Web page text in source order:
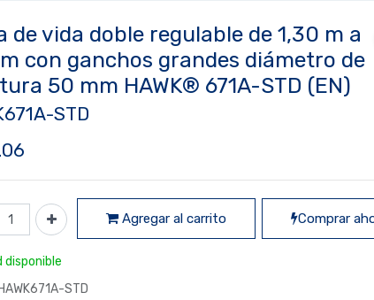
de vida doble regulable de 1,30 m a
con ganchos grandes diámetro de
50 mm HAWK® 671A-STD (EN)
STD
Agregar al carrito Comprar
disponible
HAWK671A-STD